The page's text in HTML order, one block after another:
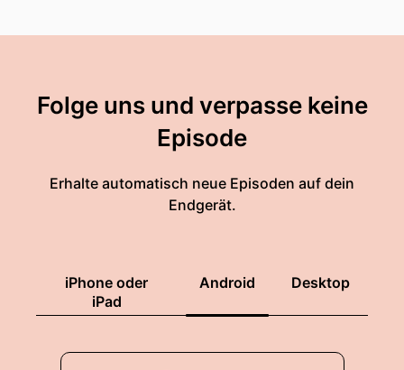
Folge uns und verpasse keine
Episode
Erhalte automatisch neue Episoden auf dein
Endgerät.
iPhone oder
iPad
Android Desktop